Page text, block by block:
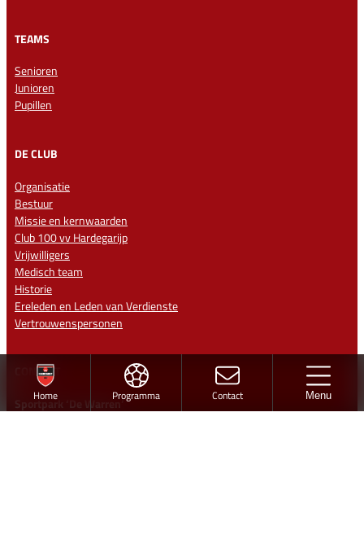
Home Programma Contact Menu
TEAMS
Senioren
Junioren
Pupillen
DE CLUB
Organisatie
Bestuur
Missie en kernwaarden
Club 100 vv Hardegarijp
Vrijwilligers
Medisch team
Historie
Ereleden en Leden van Verdienste
Vertrouwenspersonen
CONTACT
Sportpark ‘De Warren’